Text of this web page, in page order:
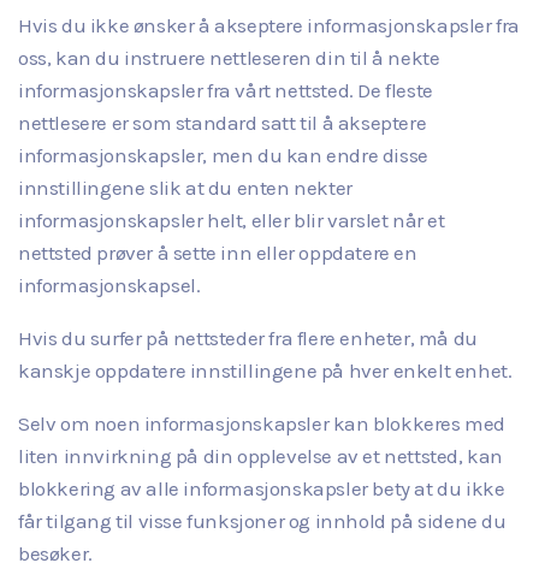
Hvis du ikke ønsker å akseptere informasjonskapsler fra
oss, kan du instruere nettleseren din til å nekte
informasjonskapsler fra vårt nettsted. De fleste
nettlesere er som standard satt til å akseptere
informasjonskapsler, men du kan endre disse
innstillingene slik at du enten nekter
informasjonskapsler helt, eller blir varslet når et
nettsted prøver å sette inn eller oppdatere en
informasjonskapsel.
Hvis du surfer på nettsteder fra flere enheter, må du
kanskje oppdatere innstillingene på hver enkelt enhet.
Selv om noen informasjonskapsler kan blokkeres med
liten innvirkning på din opplevelse av et nettsted, kan
blokkering av alle informasjonskapsler bety at du ikke
får tilgang til visse funksjoner og innhold på sidene du
besøker.